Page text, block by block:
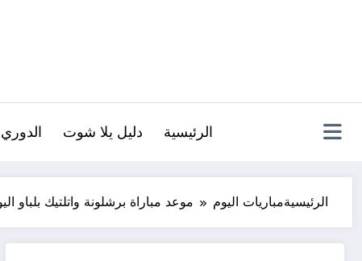
الرئيسية دليل يلا شوت
الرئيسيةمباريات اليوم موعد مباراة برشلونة واتلتيك بلباو